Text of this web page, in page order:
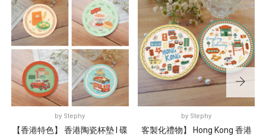
by Stephy
【香港特色】 香港陶瓷杯墊 I 碟
by Stephy
客製化禮物】 Hong Kong 香港